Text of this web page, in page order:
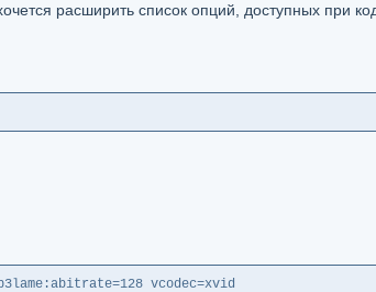
расширить список опций, доступных при
vcodec=xvid